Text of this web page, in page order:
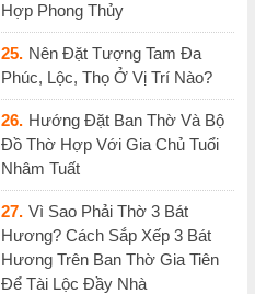
Hợp Phong Thủy
25. Nên Đặt Tượng Tam Đa
Phúc, Lộc, Thọ Ở Vị Trí Nào?
26. Hướng Đặt Ban Thờ Và Bộ
Đồ Thờ Hợp Với Gia Chủ Tuổi
Nhâm Tuất
27. Vì Sao Phải Thờ 3 Bát
Hương? Cách Sắp Xếp 3 Bát
Hương Trên Ban Thờ Gia Tiên
Để Tài Lộc Đầy Nhà